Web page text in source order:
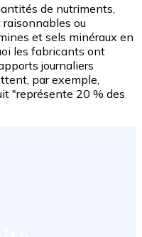
de nutriments,
ou
et sels minéraux en
les fabricants ont
journaliers
par exemple,
"représente 20 % des